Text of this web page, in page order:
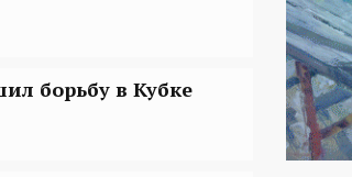
борьбу в Кубке